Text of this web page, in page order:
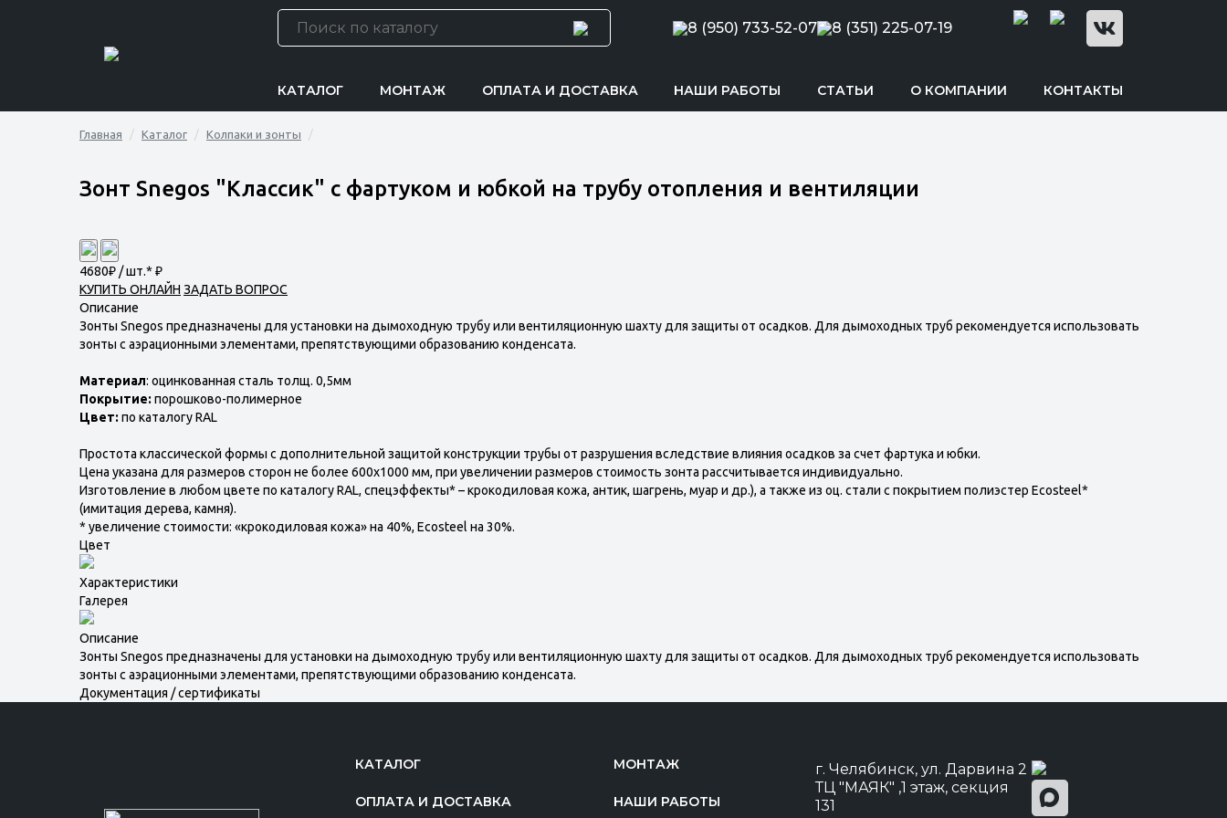
8 (950) 733-52-07 8 (351) 225-07-19
КАТАЛОГ МОНТАЖ ОПЛАТА И ДОСТАВКА НАШИ РАБОТЫ СТАТЬИ О КОМПАНИИ КОНТАКТЫ
Главная Каталог Колпаки и зонты
Зонт Snegos "Классик" с фартуком и юбкой на трубу отопления и вентиляции
4680₽ / шт.* ₽
КУПИТЬ ОНЛАЙН ЗАДАТЬ ВОПРОС
Описание
Зонты Snegos предназначены для установки на дымоходную трубу или вентиляционную шахту для защиты от осадков. Для дымоходных труб рекомендуется использовать
зонты с аэрационными элементами, препятствующими образованию конденсата.
Материал: оцинкованная сталь толщ. 0,5мм
Покрытие: порошково-полимерное
Цвет: по каталогу RAL
Простота классической формы с дополнительной защитой конструкции трубы от разрушения вследствие влияния осадков за счет фартука и юбки.
Цена указана для размеров сторон не более 600х1000 мм, при увеличении размеров стоимость зонта рассчитывается индивидуально.
Изготовление в любом цвете по каталогу RAL, спецэффекты* – крокодиловая кожа, антик, шагрень, муар и др.), а также из оц. стали с покрытием полиэстер Ecosteel*
(имитация дерева, камня).
* увеличение стоимости: «крокодиловая кожа» на 40%, Ecosteel на 30%.
Цвет
Характеристики
Галерея
Описание
Зонты Snegos предназначены для установки на дымоходную трубу или вентиляционную шахту для защиты от осадков. Для дымоходных труб рекомендуется использовать
зонты с аэрационными элементами, препятствующими образованию конденсата.
Документация / сертификаты
КАТАЛОГ МОНТАЖ
ОПЛАТА И ДОСТАВКА НАШИ РАБОТЫ
г. Челябинск, ул. Дарвина 2
ТЦ "МАЯК" ,1 этаж, секция
131